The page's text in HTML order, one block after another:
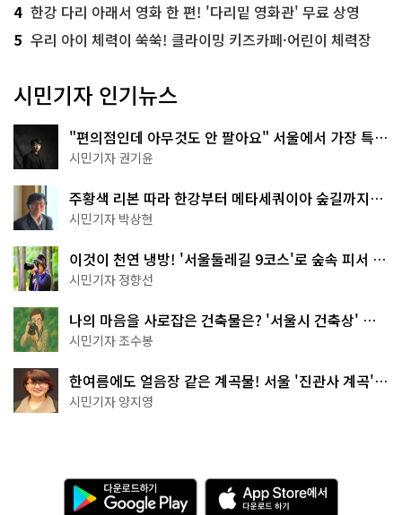
4 한강 다리 아래서 영화 한 편! '다리밑 영화관' 무료 상영
5 우리 아이 체력이 쑥쑥! 클라이밍 키즈카페·어린이 체력장
시민기자 인기뉴스
"편의점인데 아무것도 안 팔아요" 서울에서 가장 특별
한 편의점의 정체
시민기자 권기윤
주황색 리본 따라 한강부터 메타세쿼이아 숲길까지…
서울둘레길 15코스
시민기자 박상현
이것이 천연 냉방! '서울둘레길 9코스'로 숲속 피서 떠
나볼까
시민기자 정향선
나의 마음을 사로잡은 건축물은? '서울시 건축상' 수
상작 공개!
시민기자 조수봉
한여름에도 얼음장 같은 계곡물! 서울 '진관사 계곡'이
천국이네~
시민기자 양지영
다
운
A
p